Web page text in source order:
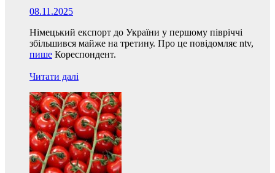
08.11.2025
Німецький експорт до України у першому півріччі
збільшився майже на третину. Про це повідомляє ntv,
пише Кореспондент.
Читати далі